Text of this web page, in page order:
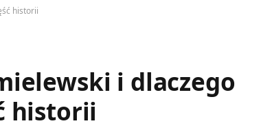
historii
i dlaczego
historii